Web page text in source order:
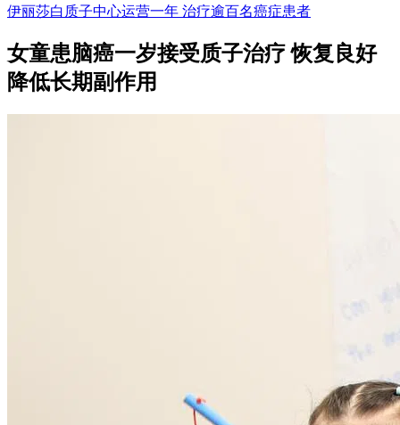
伊丽莎白质子中心运营一年 治疗逾百名癌症患者
女童患脑癌一岁接受质子治疗 恢复良好
降低长期副作用